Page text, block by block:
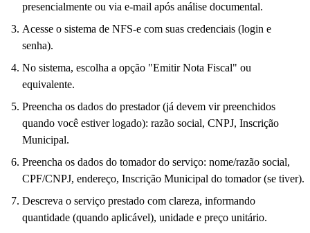
presencialmente ou via e‑mail após análise documental.
Acesse o sistema de NFS-e com suas credenciais (login e
senha).
No sistema, escolha a opção "Emitir Nota Fiscal" ou
equivalente.
Preencha os dados do prestador (já devem vir preenchidos
quando você estiver logado): razão social, CNPJ, Inscrição
Municipal.
Preencha os dados do tomador do serviço: nome/razão social,
CPF/CNPJ, endereço, Inscrição Municipal do tomador (se tiver).
Descreva o serviço prestado com clareza, informando
quantidade (quando aplicável), unidade e preço unitário.